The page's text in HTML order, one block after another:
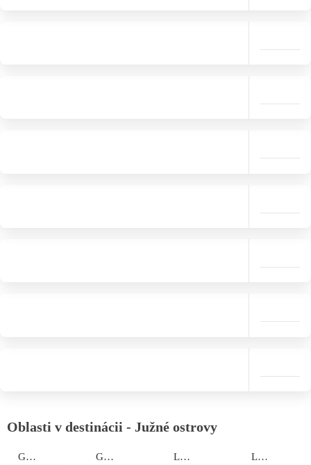
Oblasti v destinácii - Južné ostrovy
Gili Air
Gilli Trawangan Lembongan Lombok